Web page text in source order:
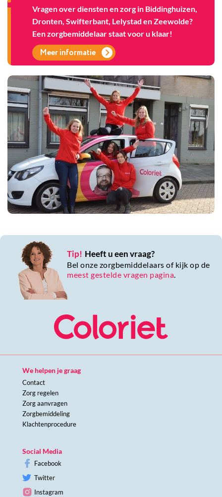
Vragen over diensten en zorg in Biddinghuizen,
Dronten, Swifterbant, Lelystad en Zeewolde?
Een zorgbemiddelaar staat voor u klaar!
Meer informatie
Tip! Heeft u een vraag?
Bel onze zorgbemiddelaars of kijk op de
meest gestelde vragen pagina.
We helpen je graag
Contact
Zorg regelen
Zorg aanvragen
Zorgbemiddeling
Klachtenprocedure
Social Media
Facebook
Twitter
Instagram